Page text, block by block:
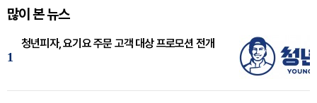
많이 본 뉴스
1
청년피자, 요기요 주문 고객 대상 프로모션 전개